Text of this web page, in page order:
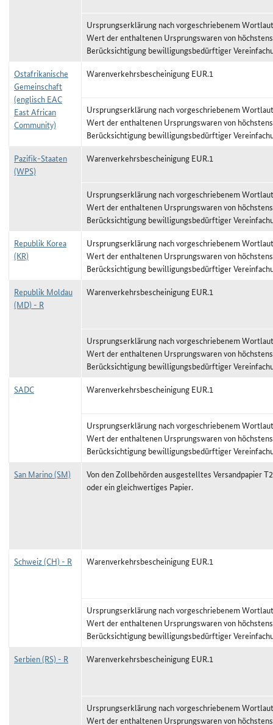
Ursprungserklärung nach vorgeschriebenem
Wert der enthaltenen Ursprungswaren von
Berücksichtigung bewilligungsbedürftiger
Ostafrikanische
Gemeinschaft
(englisch EAC
East African
Community)
Warenverkehrsbescheinigung EUR.1
Ursprungserklärung nach vorgeschriebenem
Wert der enthaltenen Ursprungswaren von
Berücksichtigung bewilligungsbedürftiger
Pazifik-Staaten
(WPS)
Warenverkehrsbescheinigung EUR.1
Ursprungserklärung nach vorgeschriebenem
Wert der enthaltenen Ursprungswaren von
Berücksichtigung bewilligungsbedürftiger
Republik Korea
(KR)
Ursprungserklärung nach vorgeschriebenem
Wert der enthaltenen Ursprungswaren von
Berücksichtigung bewilligungsbedürftiger
Republik Moldau
(MD) - R
Warenverkehrsbescheinigung EUR.1
Ursprungserklärung nach vorgeschriebenem
Wert der enthaltenen Ursprungswaren von
Berücksichtigung bewilligungsbedürftiger
SADC
Warenverkehrsbescheinigung EUR.1
Ursprungserklärung nach vorgeschriebenem
Wert der enthaltenen Ursprungswaren von
Berücksichtigung bewilligungsbedürftiger
San Marino (SM)
Von den Zollbehörden ausgestelltes Versandpapier
oder ein gleichwertiges Papier.
Schweiz (CH) - R Warenverkehrsbescheinigung EUR.1
Ursprungserklärung nach vorgeschriebenem
Wert der enthaltenen Ursprungswaren von
Berücksichtigung bewilligungsbedürftiger
Serbien (RS) - R
Warenverkehrsbescheinigung EUR.1
Ursprungserklärung nach vorgeschriebenem
Wert der enthaltenen Ursprungswaren von